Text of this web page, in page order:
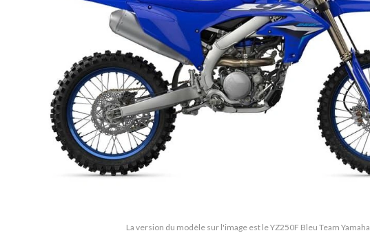
La version du modèle sur l'image est le YZ250F Bleu Team Yamaha